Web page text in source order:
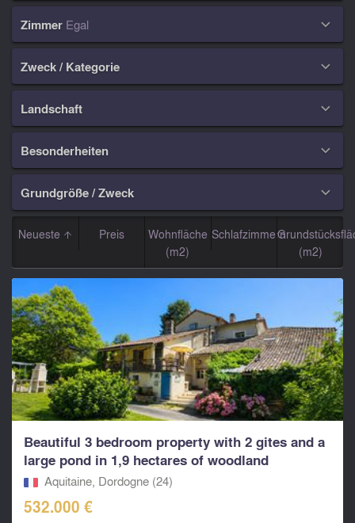
Zimmer Egal 
Zweck / Kategorie 
Landschaft 
Besonderheiten 
Grundgröße / Zweck 
Neueste Preis
Wohnfläche
(m2)
Schlafzimmern
(m2)
Beautiful 3 bedroom property with 2 gites and a
large pond in 1,9 hectares of woodland
Aquitaine, Dordogne (24)
532.000 €